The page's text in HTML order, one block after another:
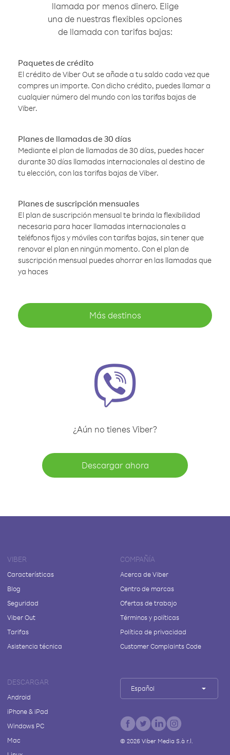
llamada por menos dinero. Elige
una de nuestras flexibles opciones
de llamada con tarifas bajas:
Paquetes de crédito
El crédito de Viber Out se añade a tu saldo cada vez que
compres un importe. Con dicho crédito, puedes llamar a
cualquier número del mundo con las tarifas bajas de
Viber.
Planes de llamadas de 30 días
Mediante el plan de llamadas de 30 días, puedes hacer
durante 30 días llamadas internacionales al destino de
tu elección, con las tarifas bajas de Viber.
Planes de suscripción mensuales
El plan de suscripción mensual te brinda la flexibilidad
necesaria para hacer llamadas internacionales a
teléfonos fijos y móviles con tarifas bajas, sin tener que
renovar el plan en ningún momento. Con el plan de
suscripción mensual puedes ahorrar en las llamadas que
ya haces
Más destinos
¿Aún no tienes Viber?
Descargar ahora
VIBER
Características
Blog
Seguridad
Viber Out
Tarifas
Asistencia técnica
COMPAÑÍA
Acerca de Viber
Centro de marcas
Ofertas de trabajo
Términos y políticas
Política de privacidad
Customer Complaints Code
DESCARGAR
Android
iPhone & iPad
Windows PC
Mac
Español
© 2026Viber Media S.à r.l.